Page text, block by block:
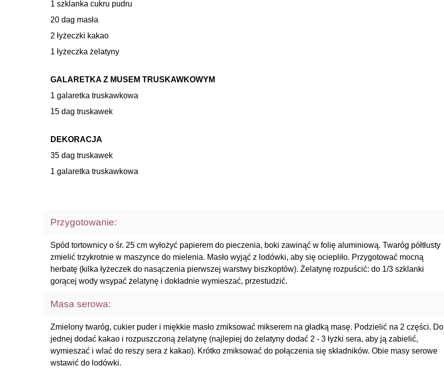
1 szklanka cukru pudru
20 dag masła
2 łyżeczki kakao
1 łyżeczka żelatyny
GALARETKA Z MUSEM TRUSKAWKOWYM
1 galaretka truskawkowa
15 dag truskawek
DEKORACJA
35 dag truskawek
1 galaretka truskawkowa
Przygotowanie:
Spód tortownicy o śr. 25 cm wyłożyć papierem do pieczenia, boki zawinąć w folię aluminiową. Twaróg półtłusty
zmielić trzykrotnie w maszynce do mielenia. Masło wyjąć z lodówki, aby się ociepliło. Przygotować mocną
herbatę (kilka łyżeczek do nasączenia pierwszej warstwy biszkoptów). Żelatynę rozpuścić: do 1/3 szklanki
gorącej wody wsypać żelatynę i dokładnie wymieszać, przestudzić.
Masa serowa:
Zmielony twaróg, cukier puder i miękkie masło zmiksować mikserem na gładką masę. Podzielić na 2 części. Do
jednej dodać kakao i rozpuszczoną żelatynę (najlepiej do żelatyny dodać 2 - 3 łyżki sera, aby ją zabielić,
wymieszać i wlać do reszy sera z kakao). Krótko zmiksować do połączenia się składników. Obie masy serowe
wstawić do lodówki.